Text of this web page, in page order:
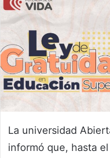
La universidad
informó que, hasta el